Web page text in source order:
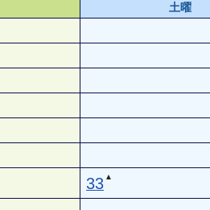
土曜
33 ▲